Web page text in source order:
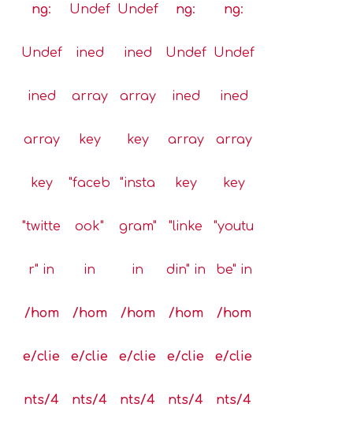
ng:
Undef
ined
array
key
"twitte
r" in
/hom
e/clie
nts/4
new
Undef
ined
array
key
"faceb
ook"
in
/hom
e/clie
nts/4
Undef
ined
array
key
"insta
gram"
in
/hom
e/clie
nts/4
ng:
Undef
ined
array
key
"linke
din" in
/hom
e/clie
nts/4
new
ng:
Undef
ined
array
key
"youtu
be" in
/hom
e/clie
nts/4
new